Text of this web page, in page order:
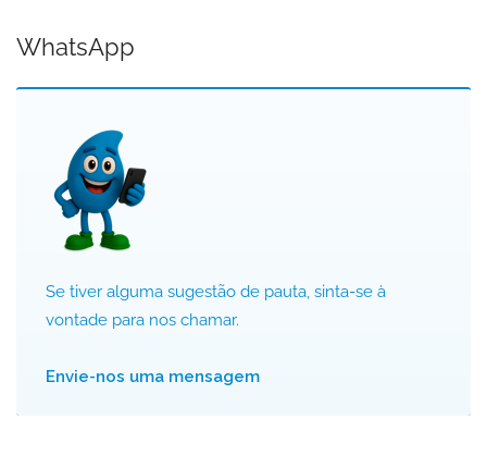
WhatsApp
Se tiver alguma sugestão de pauta, sinta-se à
vontade para nos chamar.
Envie-nos uma mensagem